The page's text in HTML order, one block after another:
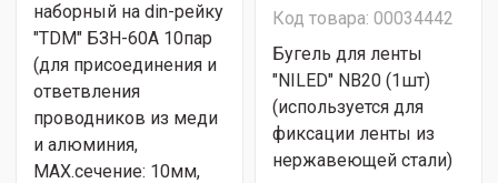
наборный на din-рейку
"TDM" БЗН-60А 10пар
(для присоединения и
ответвления
проводников из меди
и алюминия,
МАХ.сечение: 10мм,
Код товара: 00034442
Бугель для ленты
"NILED" NВ20 (1шт)
(используется для
фиксации ленты из
нержавеющей стали)